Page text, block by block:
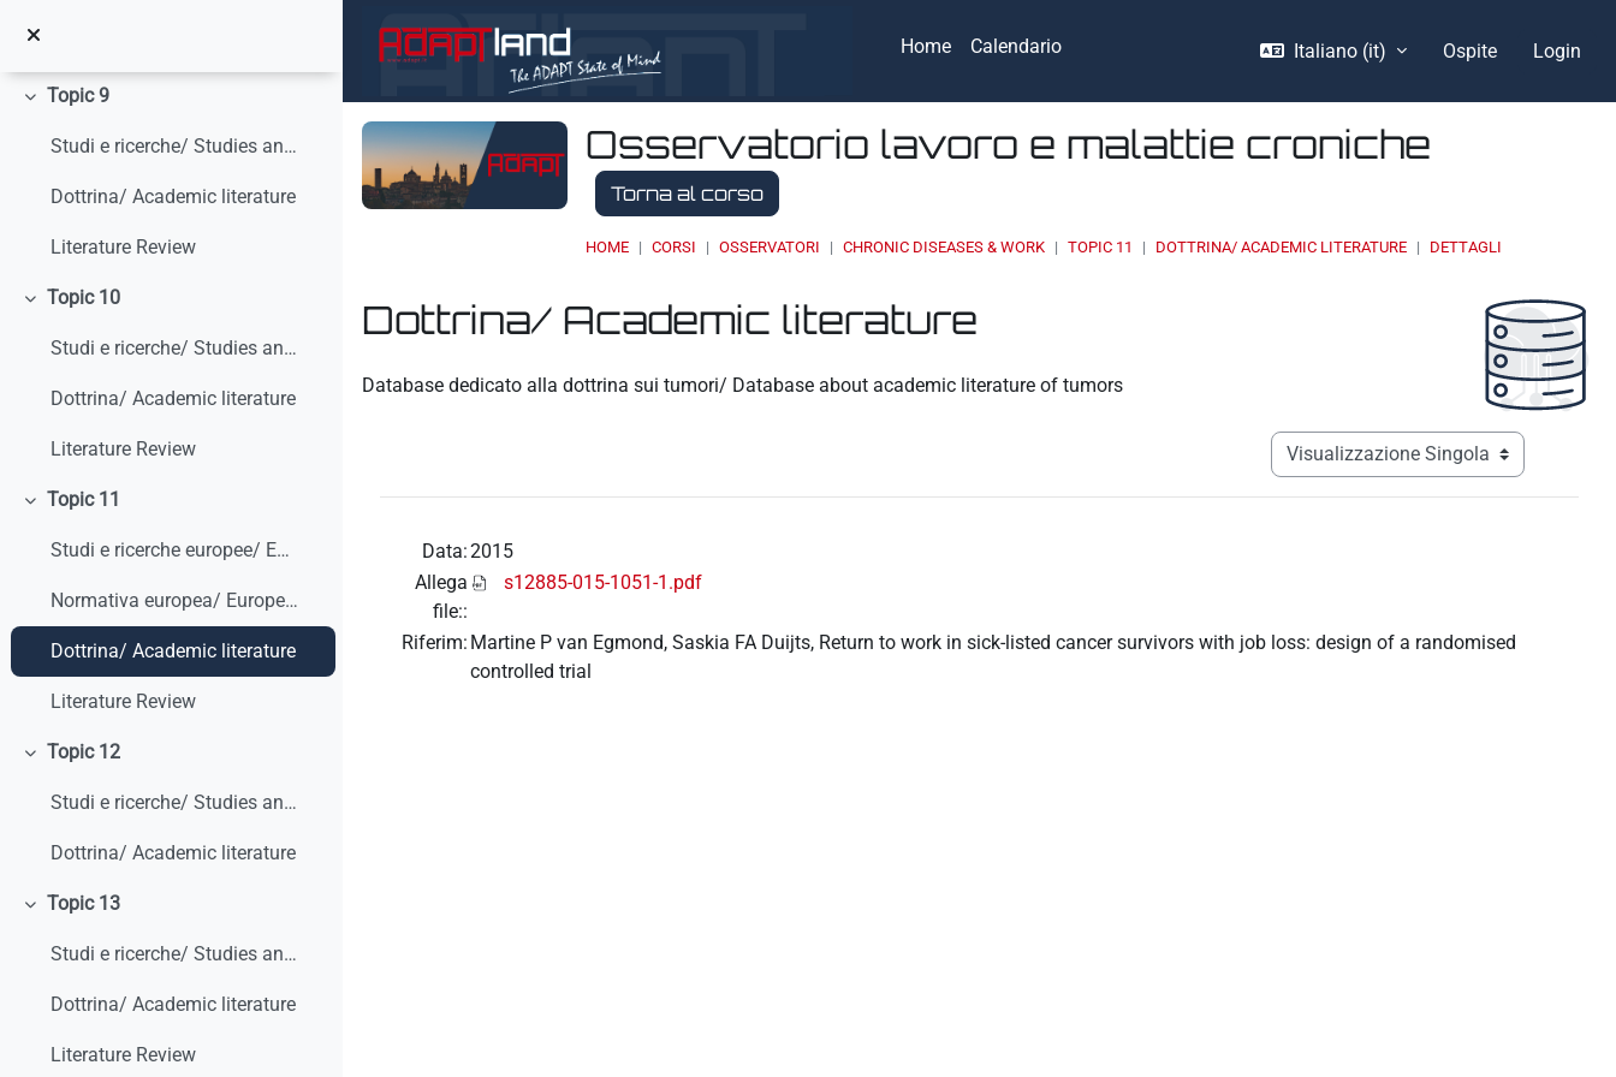
Home Calendario Italiano ‎(it)‎ Ospite Login
Minimizza
Topic 9
Studi e ricerche/ Studies and research
Dottrina/ Academic literature
Literature Review
Minimizza
Topic 10
Studi e ricerche/ Studies and research
Dottrina/ Academic literature
Literature Review
Minimizza
Topic 11
Studi e ricerche europee/ European studies and research
Normativa europea/ European legislation
Dottrina/ Academic literature
Literature Review
Minimizza
Topic 12
Studi e ricerche/ Studies and research
Dottrina/ Academic literature
Minimizza
Topic 13
Studi e ricerche/ Studies and research
Dottrina/ Academic literature
Literature Review
Osservatorio lavoro e malattie croniche
Torna al corso
HOME CORSI OSSERVATORI CHRONIC DISEASES & WORK TOPIC 11 DOTTRINA/ ACADEMIC LITERATURE DETTAGLI
Dottrina/ Academic literature
Database dedicato alla dottrina sui tumori/ Database about academic literature of tumors
Navigazione terziaria modalità
Data:2015
Allega
file::
s12885-015-1051-1.pdf
Riferim: Martine P van Egmond, Saskia FA Duijts, Return to work in sick-listed cancer survivors with job loss: design of a randomised
controlled trial